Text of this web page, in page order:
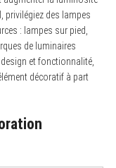
privilégiez des lampes
: lampes sur pied,
de luminaires
design et fonctionnalité,
décoratif à part